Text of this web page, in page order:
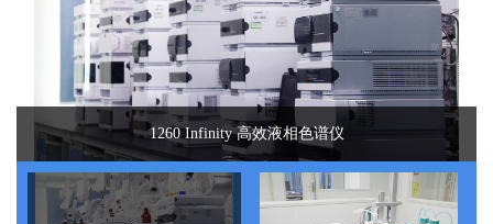
1260 Infinity 高效液相色谱仪
卡式水分测定仪
X粉末衍射仪
Bio-DIS III 往复筒法（UPS3法)手动溶出仪
708-DS安捷伦智能溶出试验仪
研发高效液相室
TDL-5M台式大容量冷冻离心机
VX-Ⅲ多管涡旋振荡器
液质联用分析仪